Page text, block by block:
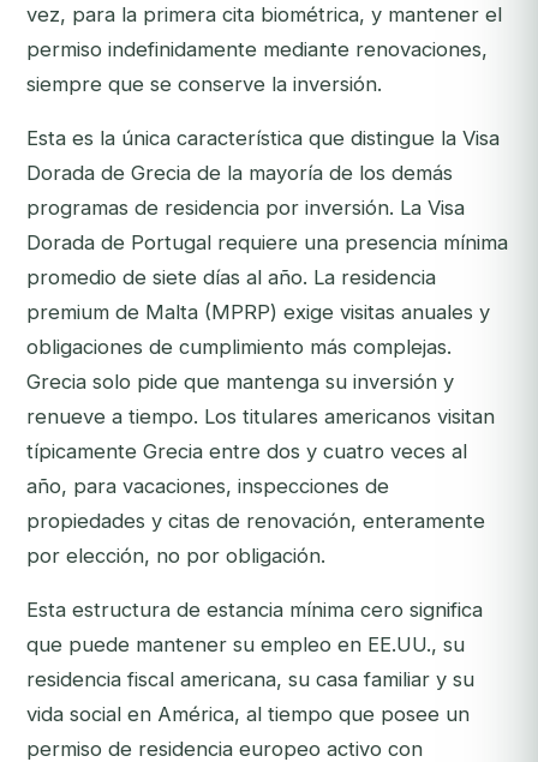
vez, para la primera cita biométrica, y mantener el
permiso indefinidamente mediante renovaciones,
siempre que se conserve la inversión.
Esta es la única característica que distingue la Visa
Dorada de Grecia de la mayoría de los demás
programas de residencia por inversión. La Visa
Dorada de Portugal requiere una presencia mínima
promedio de siete días al año. La residencia
premium de Malta (MPRP) exige visitas anuales y
obligaciones de cumplimiento más complejas.
Grecia solo pide que mantenga su inversión y
renueve a tiempo. Los titulares americanos visitan
típicamente Grecia entre dos y cuatro veces al
año, para vacaciones, inspecciones de
propiedades y citas de renovación, enteramente
por elección, no por obligación.
Esta estructura de estancia mínima cero significa
que puede mantener su empleo en EE.UU., su
residencia fiscal americana, su casa familiar y su
vida social en América, al tiempo que posee un
permiso de residencia europeo activo con